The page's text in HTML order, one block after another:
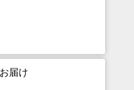
届け